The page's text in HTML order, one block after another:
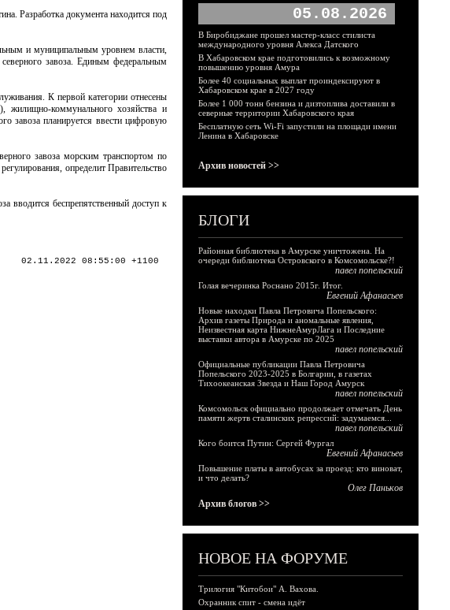
Разработка документа находится под
и муниципальным уровнем власти,
завоза. Единым федеральным
К первой категории отнесены
жилищно-коммунального хозяйства и
завоза планируется ввести цифровую
завоза морским транспортом по
определит Правительство
вводится беспрепятственный доступ к
02.11.2022 08:55:00 +1100
05.08.2026
В Биробиджане прошел мастер-класс стилиста
международного уровня Алекса Датского
В Хабаровском крае подготовились к возможному
повышению уровня Амура
Более 40 социальных выплат проиндексируют в
Хабаровском крае в 2027 году
Более 1 000 тонн бензина и дизтоплива доставили в
северные территории Хабаровского края
Бесплатную сеть Wi-Fi запустили на площади имени
Ленина в Хабаровске
Архив новостей >>
БЛОГИ
Районная библиотека в Амурске уничтожена. На
очереди библиотека Островского в Комсомольске?!
павел попельский
Голая вечеринка Роснано 2015г. Итог.
Евгений Афанасьев
Новые находки Павла Петровича Попельского:
Архив газеты Природа и аномальные явления,
Неизвестная карта НижнеАмурЛага и Последние
выставки автора в Амурске по 2025
павел попельский
Официальные публикации Павла Петровича
Попельского 2023-2025 в Болгарии, в газетах
Тихоокеанская Звезда и Наш Город Амурск
павел попельский
Комсомольск официально продолжает отмечать День
памяти жертв сталинских репрессий: задумаемся...
павел попельский
Кого боится Путин: Сергей Фургал
Евгений Афанасьев
Повышение платы в автобусах за проезд: кто виноват,
и что делать?
Олег Паньков
Архив блогов >>
НОВОЕ НА ФОРУМЕ
Трилогия "Китобои" А. Вахова.
Охранник спит - смена идёт